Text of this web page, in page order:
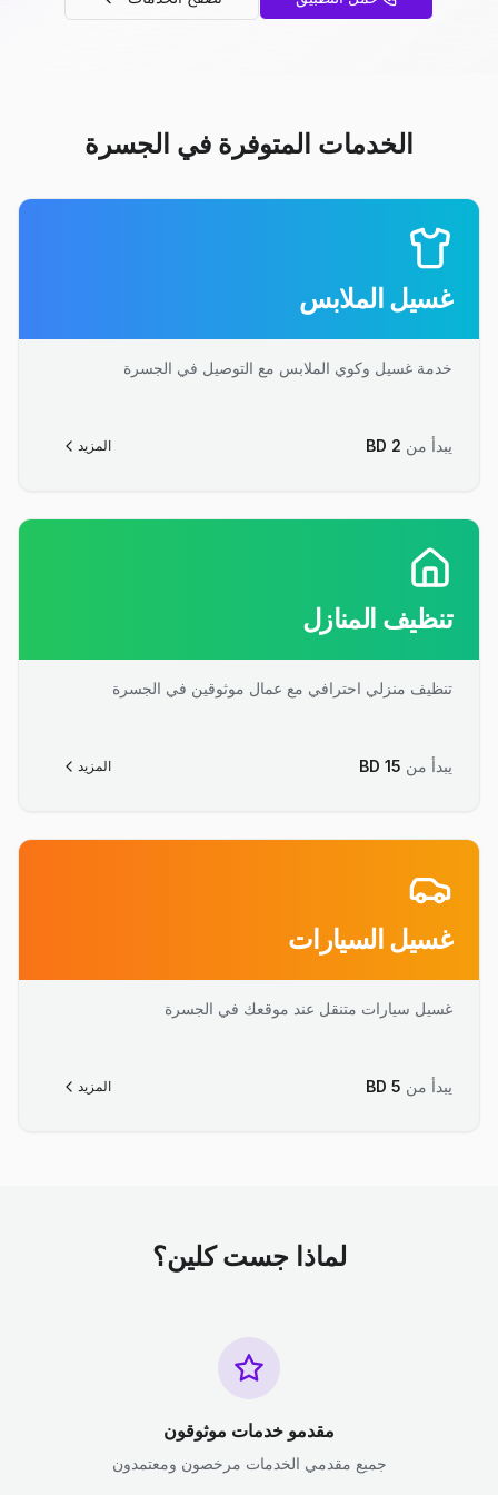
الخدمات المتوفرة في الجسرة
غسيل الملابس
خدمة غسيل وكوي الملابس مع التوصيل في الجسرة
يبدأ من BD 2 المزيد
تنظيف المنازل
تنظيف منزلي احترافي مع عمال موثوقين في الجسرة
يبدأ من BD 15 المزيد
غسيل السيارات
غسيل سيارات متنقل عند موقعك في الجسرة
يبدأ من BD 5 المزيد
لماذا جست كلين؟
مقدمو خدمات موثوقون
جميع مقدمي الخدمات مرخصون ومعتمدون